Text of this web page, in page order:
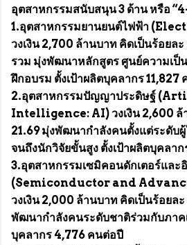
อุตสาหกรรมสนับสนุน 3 ด้าน หรือ
1.อุตสาหกรรมยานยนต์ไฟฟ้า
วงเงิน 2,700 ล้านบาท คิดเป็นร้อยล
รวม มุ่งพัฒนาหลักสูตร ศูนย์ความเป็
ฝึกอบรม ตั้งเป้าผลิตบุคลากร 11,827
2.อุตสาหกรรมปัญญาประดิษฐ์
Intelligence: AI) วงเงิน 2,600 ล้
21.69 มุ่งพัฒนากำลังคนตั้งแต่ระดับ
จนถึงนักวิจัยขั้นสูง ตั้งเป้าผลิตบุคลา
3.อุตสาหกรรมเซมิคอนดักเตอร์และ
(Semiconductor and
วงเงิน 2,000 ล้านบาท คิดเป็นร้อยล
พัฒนากำลังคนระดับชาติร่วมกับภาค
บุคลากร 4,776 คนต่อปี